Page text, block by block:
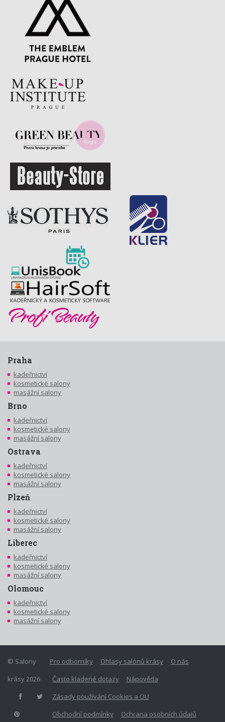
Praha
kadeřnictví
kosmetické salony
masážní salony
Brno
kadeřnictví
kosmetické salony
masážní salony
Ostrava
kadeřnictví
kosmetické salony
masážní salony
Plzeň
kadeřnictví
kosmetické salony
masážní salony
Liberec
kadeřnictví
kosmetické salony
masážní salony
Olomouc
kadeřnictví
kosmetické salony
masážní salony
Pro odborníky Ohlasy salónů krásy
O nás
Často kladené dotazy
Nápověda
Zásady používání Cookies a OU
Obchodní podmínky
Ochrana osobních údajů
© Salony
krásy 2026